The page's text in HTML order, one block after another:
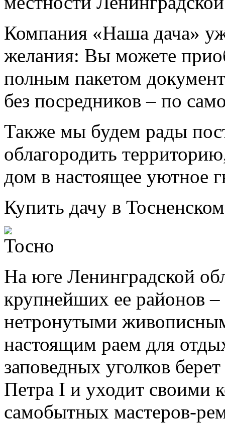
Компания «Наша дача»
желания: Вы можете
полным пакетом
без посредников – по
Также мы будем рады
облагородить
дом в настоящее уютное
Купить дачу в
На юге Ленинградской
крупнейших ее районов –
нетронутыми
настоящим раем для
заповедных уголков
Петра I и уходит своими
самобытных мастеров-